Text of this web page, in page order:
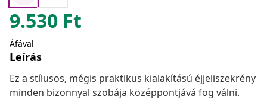
9.530 Ft
Áfával
Leírás
Ez a stílusos, mégis praktikus kialakítású éjjeliszekrény
minden bizonnyal szobája középpontjává fog válni.